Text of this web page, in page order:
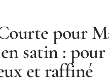
pour
satin :
et raffiné